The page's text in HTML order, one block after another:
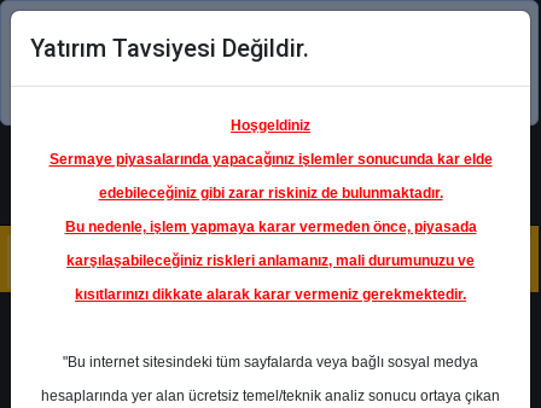
Şimdi uygulamayı indirin!
Yatırım Tavsiyesi Değildir.
Hoşgeldiniz
Sermaye piyasalarında yapacağınız işlemler sonucunda kar elde
edebileceğiniz gibi zarar riskiniz de bulunmaktadır.
Bu nedenle, işlem yapmaya karar vermeden önce, piyasada
karşılaşabileceğiniz riskleri anlamanız, mali durumunuzu ve
kısıtlarınızı dikkate alarak karar vermeniz gerekmektedir.
"Bu internet sitesindeki tüm sayfalarda veya bağlı sosyal medya
hesaplarında yer alan ücretsiz temel/teknik analiz sonucu ortaya çıkan